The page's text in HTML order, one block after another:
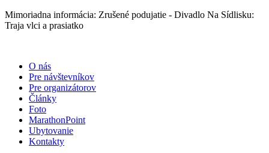
Preskočiť
na
Mimoriadna informácia: Zrušené podujatie - Divadlo Na Sídlisku:
Traja vlci a prasiatko
O nás
Pre návštevníkov
Pre organizátorov
Články
Foto
MarathonPoint
Ubytovanie
Kontakty